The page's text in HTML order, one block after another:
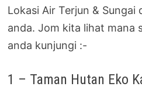
Lokasi Air Terjun & Sungai
anda. Jom kita lihat mana
anda kunjungi :-
1 – Taman Hutan Eko